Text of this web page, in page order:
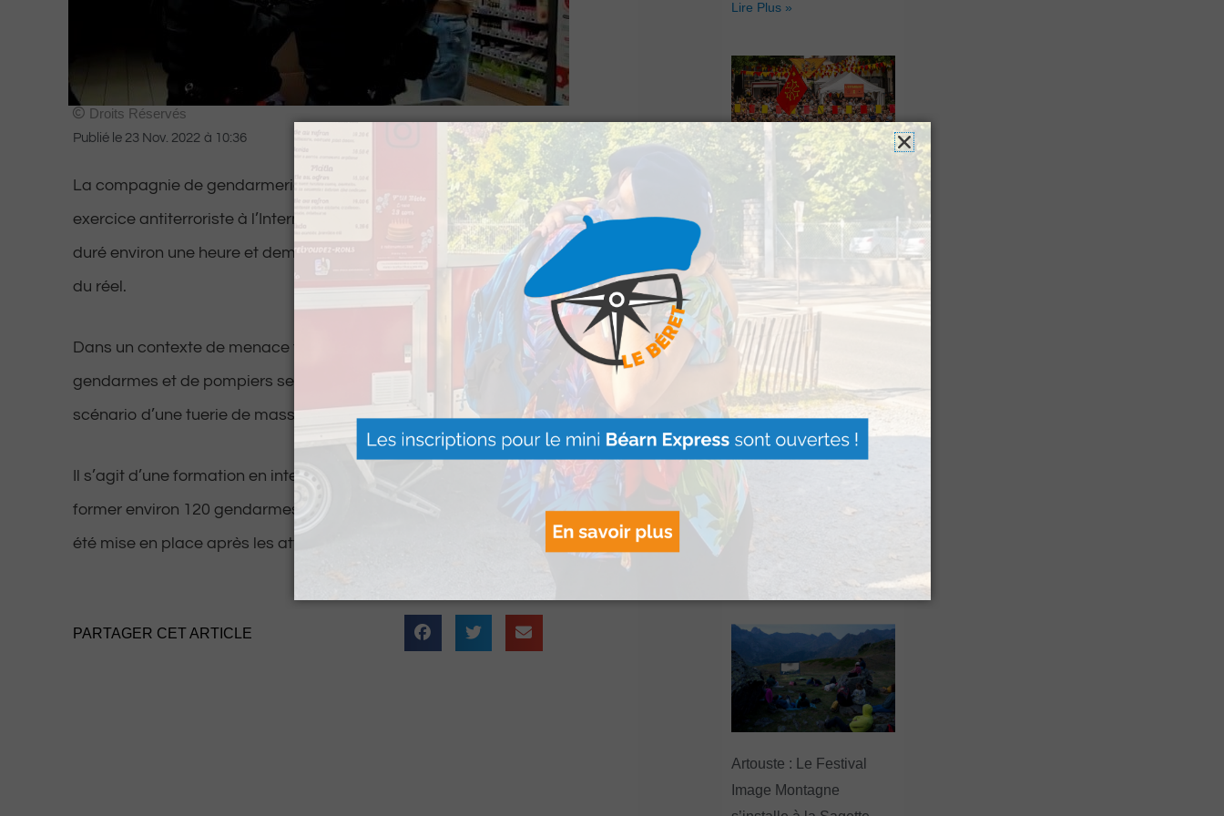
Droits Réservés
Publié le 23 Nov. 2022 à 10:36
La compagnie de gendarmerie de Pau a organisé ce mardi soir un
exercice antiterroriste à l’Intermarché de Morlaàs. L’exercice, qui a
duré environ une heure et demie, s’est déroulé dans les conditions
du réel.
Dans un contexte de menace terroriste, une trentaine de
gendarmes et de pompiers se sont entraînés et préparés pour le
scénario d’une tuerie de masse en cours.
Il s’agit d’une formation en interne qui dure un an et qui permet de
former environ 120 gendarmes sur les 140 au total. La formation a
été mise en place après les attentats du 13 novembre 2015.
PARTAGER CET ARTICLE
Lire Plus »
Hestiv’Òc : Les férias
Béarnaises font leur
grand retour à Pau
Lire Plus »
offert par Version
Voyages pour les grands
Artouste : Le Festival
Image Montagne